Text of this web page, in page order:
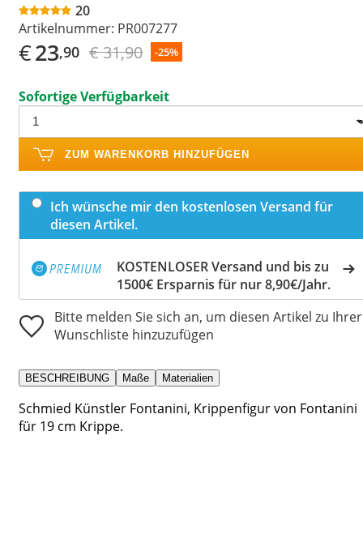
20
Artikelnummer: PR007277
€23,90 € 31,90 -25%
Sofortige Verfügbarkeit
ZUM WARENKORB HINZUFÜGEN
Ich wünsche mir den kostenlosen Versand für
diesen Artikel.
KOSTENLOSER Versand und bis zu
1500€ Ersparnis für nur 8,90€/Jahr.
Bitte melden Sie sich an, um diesen Artikel zu Ihrer
Wunschliste hinzuzufügen
BESCHREIBUNG Maße Materialien
Schmied Künstler Fontanini, Krippenfigur von Fontanini
für 19 cm Krippe.